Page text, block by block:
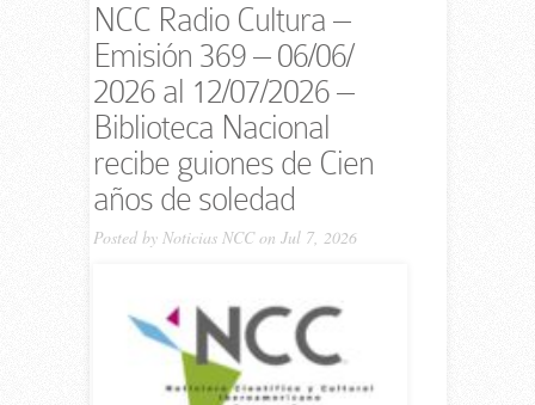
NCC Ra­dio Cultura –
Emi­sión 369 – 06/06/​
2026 al 12/07/​2026 –
Biblioteca Nacional
recibe guiones de Cien
años de soledad
Posted by Noticias NCCon Jul 7, 2026